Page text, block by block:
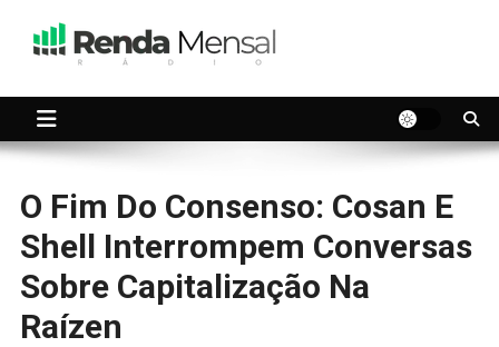
O Fim Do Consenso: Cosan E
Shell Interrompem Conversas
Sobre Capitalização Na
Raízen